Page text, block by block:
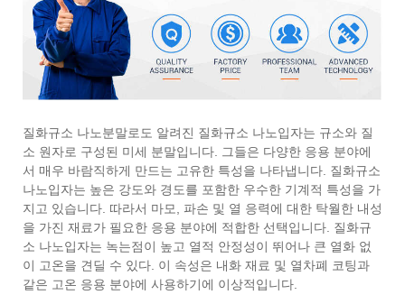
질화규소 나노분말로도 알려진 질화규소 나노입자는 규소와 질
소 원자로 구성된 미세 분말입니다. 그들은 다양한 응용 분야에
서 매우 바람직하게 만드는 고유한 특성을 나타냅니다. 질화규소
나노입자는 높은 강도와 ​​경도를 포함한 우수한 기계적 특성을 가
지고 있습니다. 따라서 마모, 파손 및 열 응력에 대한 탁월한 내성
을 가진 재료가 필요한 응용 분야에 적합한 선택입니다. 질화규
소 나노입자는 녹는점이 높고 열적 안정성이 뛰어나 큰 열화 없
이 고온을 견딜 수 있다. 이 속성은 내화 재료 및 열차폐 코팅과
같은 고온 응용 분야에 사용하기에 이상적입니다.